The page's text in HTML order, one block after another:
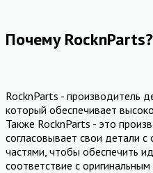
Почему RocknParts?
RocknParts - производитель
который обеспечивает
Также RocknParts - это
согласовывает свои детали
частями, чтобы обеспечить
соответствие с